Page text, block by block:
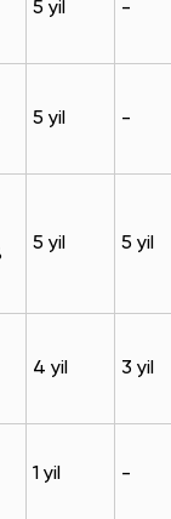
5 yil -
5 yil -
5 yil 5 yil
4 yil 3 yil
1 yil -